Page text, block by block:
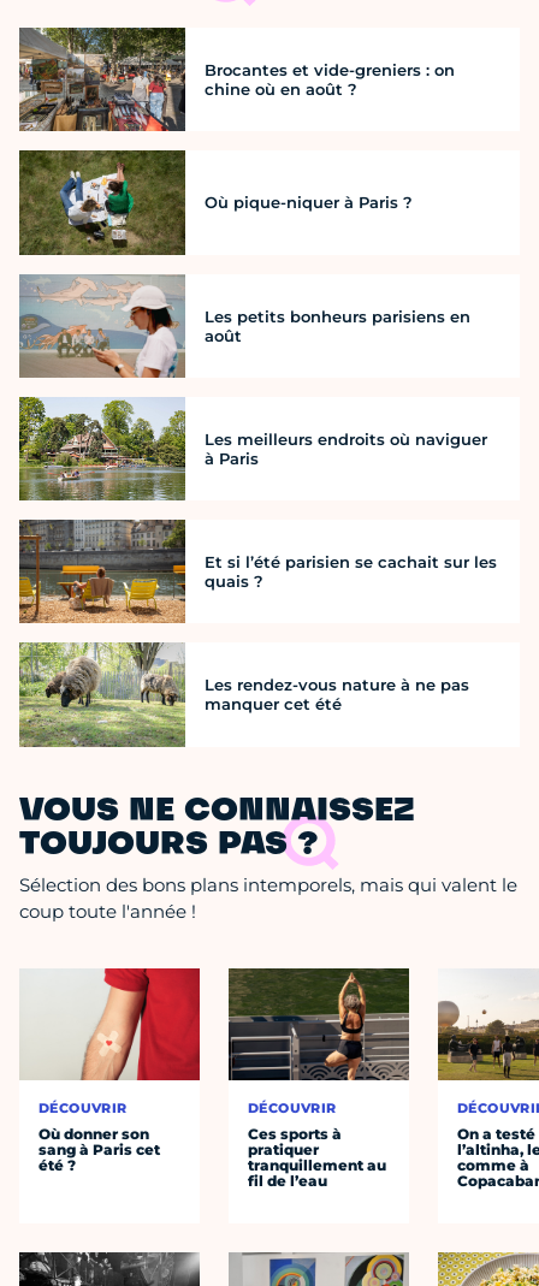
Brocantes et vide-greniers : on
chine où en août ?
Où pique-niquer à Paris ?
Les petits bonheurs parisiens en
août
Les meilleurs endroits où naviguer
à Paris
Et si l’été parisien se cachait sur les
quais ?
Les rendez-vous nature à ne pas
manquer cet été
VOUS NE CONNAISSEZ
TOUJOURS PAS ?
Sélection des bons plans intemporels, mais qui valent le
coup toute l'année !
DÉCOUVRIR
Où donner son
sang à Paris cet
été ?
DÉCOUVRIR
Ces sports à
pratiquer
tranquillement au
fil de l’eau
On a testé
l’altinha,
comme à